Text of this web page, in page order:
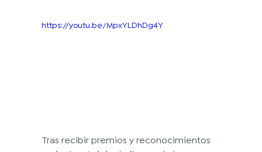
https://youtu.be/MpxYLDhDg4Y
Tras recibir premios y reconocimientos